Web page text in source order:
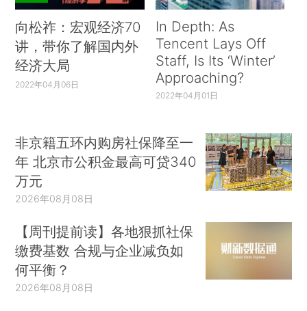
向松祚：宏观经济70
讲，带你了解国内外
经济大局
2022年04月06日
In Depth: As
Tencent Lays Off
Staff, Is Its ‘Winter’
Approaching?
2022年04月01日
非京籍五环内购房社保降至一
年 北京市公积金最高可贷340
万元
2026年08月08日
【周刊提前读】各地狠抓社保
缴费基数 合规与企业减负如
何平衡？
2026年08月08日